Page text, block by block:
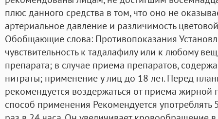
плюс данного средства в том, что оно не
артериальное давление и различимость
Обобщающие слова: Противопоказания
чувствительность к тадалафилу или к любому
препарата; в случае приема препаратов,
нитраты; применение у лиц до 18 лет. Перед
рекомендуется воздержаться от приема
способ применения Рекомендуется